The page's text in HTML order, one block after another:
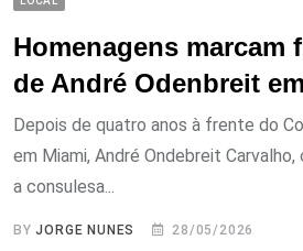
Homenagens marcam
de André Odenbreit
Depois de quatro anos à frente do
em Miami, André Ondebreit
a consulesa...
BYJORGE NUNES 28/05/2026